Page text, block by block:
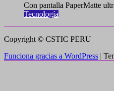
Con pantalla PaperMatte
Tecnología
Copyright © CSTIC PERU
Funciona gracias a WordPress |